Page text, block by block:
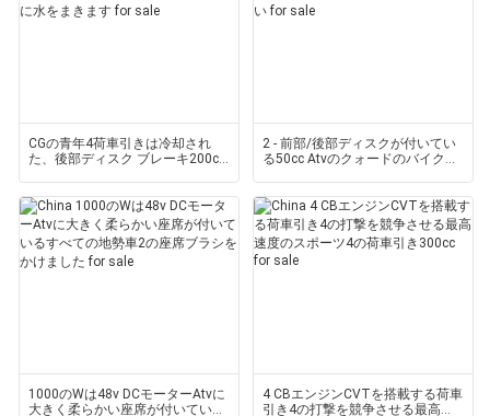
CGの青年4荷車引きは冷却され
た、後部ディスク ブレーキ200cc
2 - 前部/後部ディスクが付いてい
る50cc Atvのクォードのバイクを
1000のWは48v DCモーターAtvに
大きく柔らかい座席が付いている
4 CBエンジンCVTを搭載する荷車
引き4の打撃を競争させる最高速